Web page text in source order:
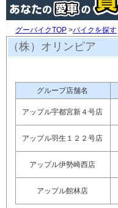
グーバイクTOP >バイクを探す
（株）オリンピア
グループ店舗名
アップル宇都宮新４号店
アップル羽生１２２号店
アップル伊勢崎西店
アップル館林店